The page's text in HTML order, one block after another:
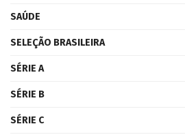
SAÚDE
SELEÇÃO BRASILEIRA
SÉRIE A
SÉRIE B
SÉRIE C